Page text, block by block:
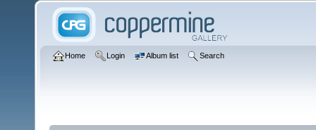
Home Login Album list Search